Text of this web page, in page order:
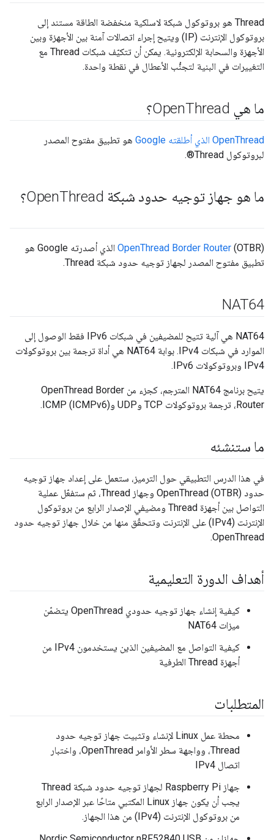
‫Thread هو بروتوكول شبكة لاسلكية منخفضة الطاقة مستند إلى
بروتوكول الإنترنت (IP) ويتيح إجراء اتصالات آمنة بين الأجهزة وبين
الأجهزة والسحابة الإلكترونية. يمكن أن تتكيّف شبكات Thread مع
التغييرات في البنية لتجنُّب الأعطال في نقطة واحدة.
ما هي Open Thread؟
‫OpenThread الذي أطلقته Google
هو تطبيق مفتوح المصدر
لبروتوكول Thread®.
ما هو جهاز توجيه حدود شبكة Open Thread؟
OpenThread Border Router
(OTBR) الذي أصدرته Google هو
تطبيق مفتوح المصدر لجهاز توجيه حدود شبكة Thread.
NAT64
‫NAT64 هي آلية تتيح للمضيفين في شبكات IPv6 فقط الوصول إلى
الموارد في شبكات IPv4. بوابة NAT64 هي أداة ترجمة بين بروتوكولات
IPv4 وبروتوكولات IPv6.
يتيح برنامج NAT64 المترجم، كجزء من OpenThread Border
Router، ترجمة بروتوكولات TCP وUDP وICMP (ICMPv6).
ما ستنشئه
في هذا الدرس التطبيقي حول الترميز، ستعمل على إعداد جهاز توجيه
حدود OpenThread (OTBR) وجهاز Thread، ثم ستفعّل عملية
التواصل بين أجهزة Thread ومضيفي الإصدار الرابع من بروتوكول
الإنترنت (IPv4) على الإنترنت وتتحقّق منها من خلال جهاز توجيه حدود
OpenThread.
أهداف الدورة التعليمية
كيفية إنشاء جهاز توجيه حدودي OpenThread يتضمّن
ميزات NAT64
كيفية التواصل مع المضيفين الذين يستخدمون IPv4 من
أجهزة Thread الطرفية
المتطلبات
محطة عمل Linux لإنشاء وتثبيت جهاز توجيه حدود
Thread، وواجهة سطر الأوامر OpenThread، واختبار
اتصال IPv4
جهاز Raspberry Pi لجهاز توجيه حدود شبكة Thread
يجب أن يكون جهاز Linux المكتبي متاحًا عبر الإصدار الرابع
من بروتوكول الإنترنت (IPv4) من هذا الجهاز.